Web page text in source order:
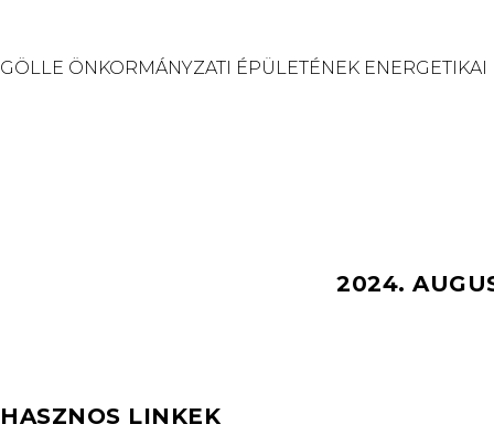
GÖLLE ÖNKORMÁNYZATI ÉPÜLETÉNEK ENERGETIKAI
2024.
HASZNOS LINKEK